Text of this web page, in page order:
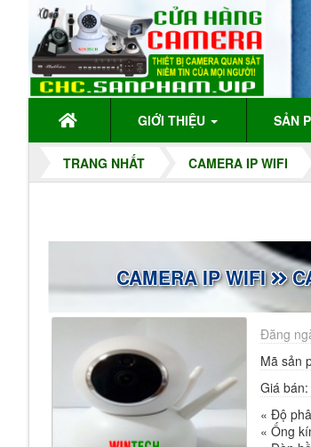
GIỚI THIỆU SẢN
TRANG NHẤT CAMERA IP WIFI
CAMERA IP WIFI
Đăng
Mã sản
Giá bán:
« Độ
« Ống